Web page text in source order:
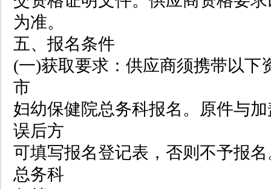
为准。
五、报名条件
(一)获取要求：供应商须携带以下
市
妇幼保健院总务科报名。原件与
误后方
可填写报名登记表，否则不予报
总务科